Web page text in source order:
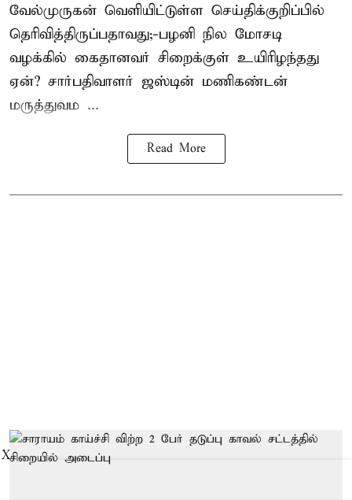
வேல்முருகன் வெளியிட்டுள்ள செய்திக்குறிப்பில்
தெரிவித்திருப்பதாவது;-பழனி நில மோசடி
வழக்கில் கைதானவர் சிறைக்குள் உயிரிழந்தது
ஏன்? சார்பதிவாளர் ஜஸ்டின் மணிகண்டன்
மருத்துவம ...
Read More
X